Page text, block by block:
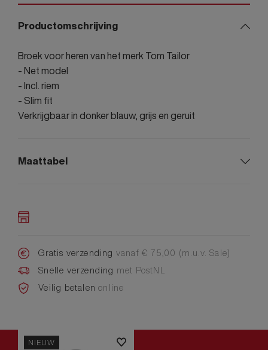
Productomschrijving
Broek voor heren van het merk Tom Tailor
- Net model
- Incl. riem
- Slim fit
Verkrijgbaar in donker blauw, grijs en geruit
Maattabel
Gratis verzending vanaf € 75,00 (m.u.v. Sale)
Snelle verzending met PostNL
Veilig betalenonline
NIEUW